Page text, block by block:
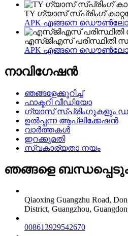
TY ഗ്യാസ് സ്പ്രിംഗ്
APK എങ്ങനെ
എസ്‌ജി‌എസ് പരിസ്ഥിതി
APK എങ്ങനെ
നാവിഗേഷൻ
ഞങ്ങളേക്കുറിച്ച്
ഫാക്ടറി വീഡിയോ
ഗ്യാസ് സ്പ്രിംഗുകളും
ഉൽപ്പന്ന ആപ്ലിക്കേഷൻ
വാർത്തകൾ
ഇറക്കുമതി
സ്വകാര്യതാ നയം
ഞങ്ങളെ
Qiaoxing Guangzhu Road,
District, Guangzhou,
008613929542670